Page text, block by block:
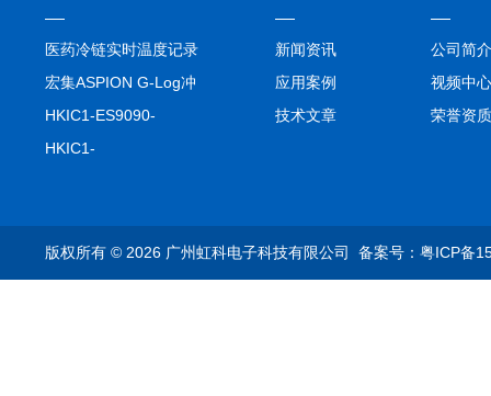
医药冷链实时温度记录
仪TIVE Solo 5G
宏集ASPION G-Log冲
击记录仪
HKIC1-ES9090-
setA100/1000base-T1
HKIC1-
析仪
新闻资讯
应用案例
技术文章
公司简介
视频中心
荣誉资质
版权所有 © 2026 广州虹科电子科技有限公司 备案号：粤ICP备